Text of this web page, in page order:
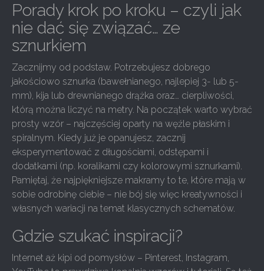
Porady krok po kroku – czyli jak
nie dać się związać… ze
sznurkiem
Zacznijmy od podstaw. Potrzebujesz dobrego
jakościowo sznurka (bawełnianego, najlepiej 3- lub 5-
mm), kija lub drewnianego drążka oraz… cierpliwości,
którą można liczyć na metry. Na początek warto wybrać
prosty wzór – najczęściej oparty na węźle płaskim i
spiralnym. Kiedy już je opanujesz, zacznij
eksperymentować z długościami, odstępami i
dodatkami (np. koralikami czy kolorowymi sznurkami).
Pamiętaj, że najpiękniejsze makramy to te, które mają w
sobie odrobinę ciebie – nie bój się więc kreatywności i
własnych wariacji na temat klasycznych schematów.
Gdzie szukać inspiracji?
Internet aż kipi od pomysłów – Pinterest, Instagram,